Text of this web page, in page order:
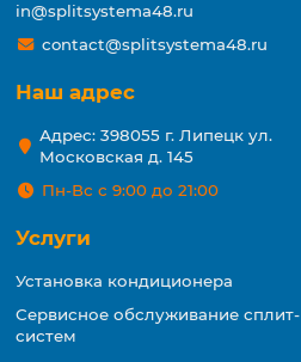
in@splitsystema48.ru
contact@splitsystema48.ru
Наш адрес
Адрес: 398055 г. Липецк ул.
Московская д. 145
Пн-Вс с 9:00 до 21:00
Услуги
Установка кондиционера
Сервисное обслуживание сплит-
систем